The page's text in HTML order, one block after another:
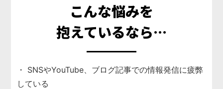
こんな悩みを
抱えているなら…
・ SNSやYouTube、ブログ記事での情報発信に疲弊
している